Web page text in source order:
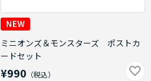
ミニオンズ＆モンスターズ ポストカ
ードセット
¥990